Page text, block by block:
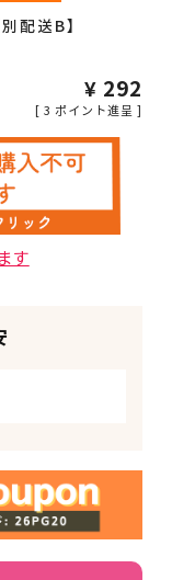
配送B】
¥ 292
[ 3 ポイント進呈 ]
す